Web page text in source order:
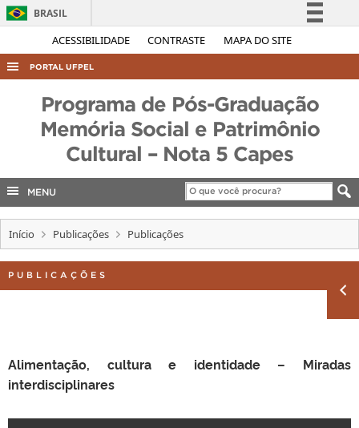
ACESSIBILIDADE CONTRASTE MAPA DO SITE
BRASIL
Simplifique!
Acesso à informação
Legislação
Canais
PORTAL UFPEL
AUDITORIA
COBALTO
INTERNACIONAL
Programa de Pós-Graduação
Memória Social e Patrimônio
Cultural – Nota 5 Capes
MENU
Início Publicações Publicações
PUBLICAÇÕES
Alimentação, cultura e identidade – Miradas
interdisciplinares